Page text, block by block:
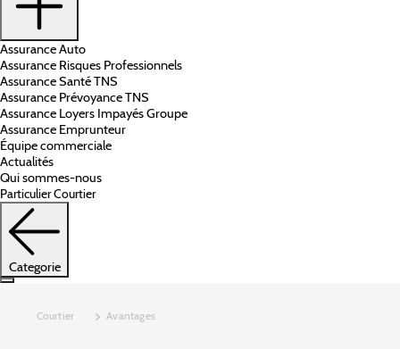
Assurance Auto
Assurance Risques Professionnels
Assurance Santé TNS
Assurance Prévoyance TNS
Assurance Loyers Impayés Groupe
Assurance Emprunteur
Équipe commerciale
Actualités
Qui sommes-nous
ParticulierCourtier
Categorie
Courtier Avantages